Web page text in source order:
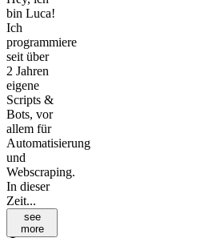
bin Luca!
Ich
programmiere
seit über
2 Jahren
eigene
Scripts &
Bots, vor
allem für
Automatisierung
und
Webscraping.
In dieser
Zeit...
see
more